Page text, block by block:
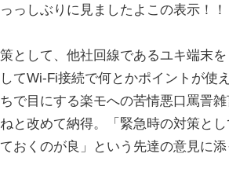
っしぶりに見ましたよこの表示！！
として、他社回線であるユキ端末
してWi-Fi接続で何とかポイントが使
で目にする楽モへの苦情悪口罵詈
と改めて納得。「緊急時の対策と
おくのが良」という先達の意見に